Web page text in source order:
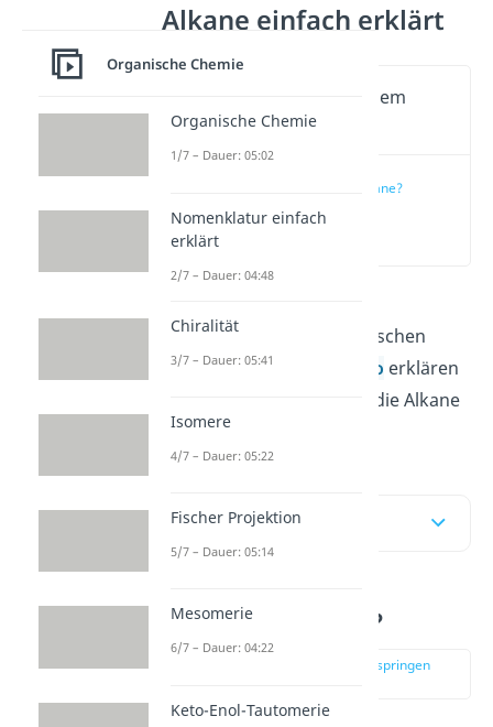
Alkane einfach erklärt
Wichtige Inhalte in diesem
Video
Was sind Alkane?
Stoffgruppe in der organischen
Chemie. Hier und im
Video erklären
wir dir alles, was du über die Alkane
wissen musst!
Inhaltsübersicht
Was sind Alkane?
zur Stelle im Video springen
Organische Chemie
Organische Chemie
1/7 – Dauer: 05:02
Nomenklatur einfach
erklärt
2/7 – Dauer: 04:48
Chiralität
3/7 – Dauer: 05:41
Isomere
4/7 – Dauer: 05:22
Fischer Projektion
5/7 – Dauer: 05:14
Mesomerie
6/7 – Dauer: 04:22
Keto-Enol-Tautomerie